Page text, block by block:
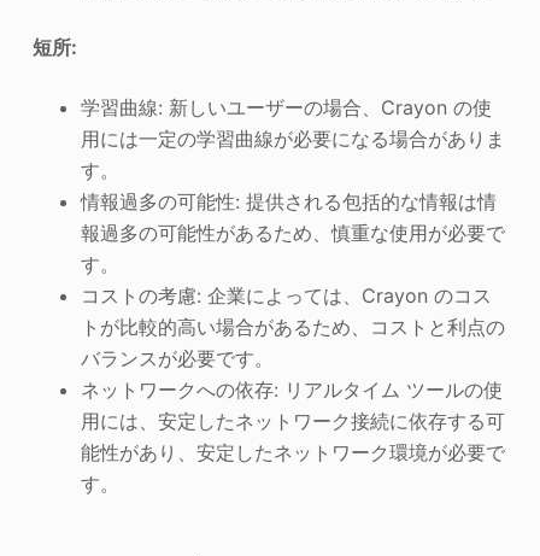
短所:
学習曲線: 新しいユーザーの場合、Crayon の使
用には一定の学習曲線が必要になる場合がありま
す。
情報過多の可能性: 提供される包括的な情報は情
報過多の可能性があるため、慎重な使用が必要で
す。
コストの考慮: 企業によっては、Crayon のコス
トが比較的高い場合があるため、コストと利点の
バランスが必要です。
ネットワークへの依存: リアルタイム ツールの使
用には、安定したネットワーク接続に依存する可
能性があり、安定したネットワーク環境が必要で
す。